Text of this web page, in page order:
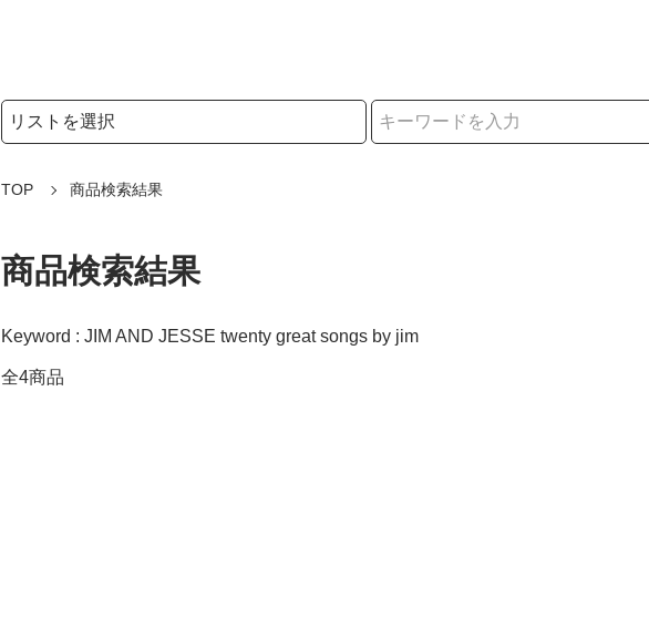
検索リストの選択
TOP 商品検索結果
商品検索結果
Keyword : JIM AND JESSE twenty great songs by jim
全4商品